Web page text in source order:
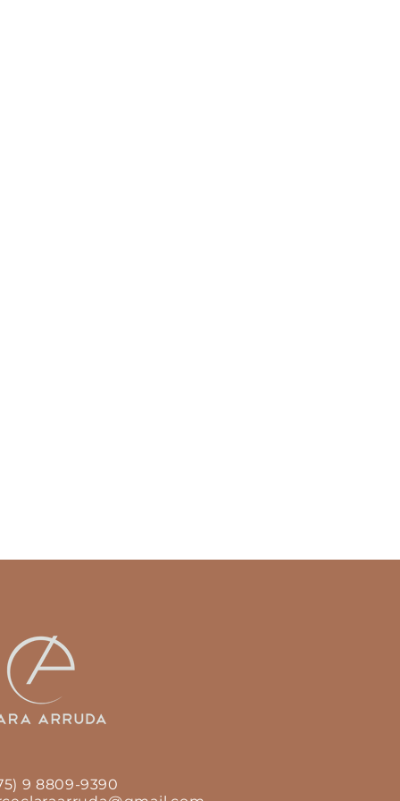
9 8809-9390